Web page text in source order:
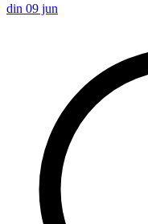
din 09 jun